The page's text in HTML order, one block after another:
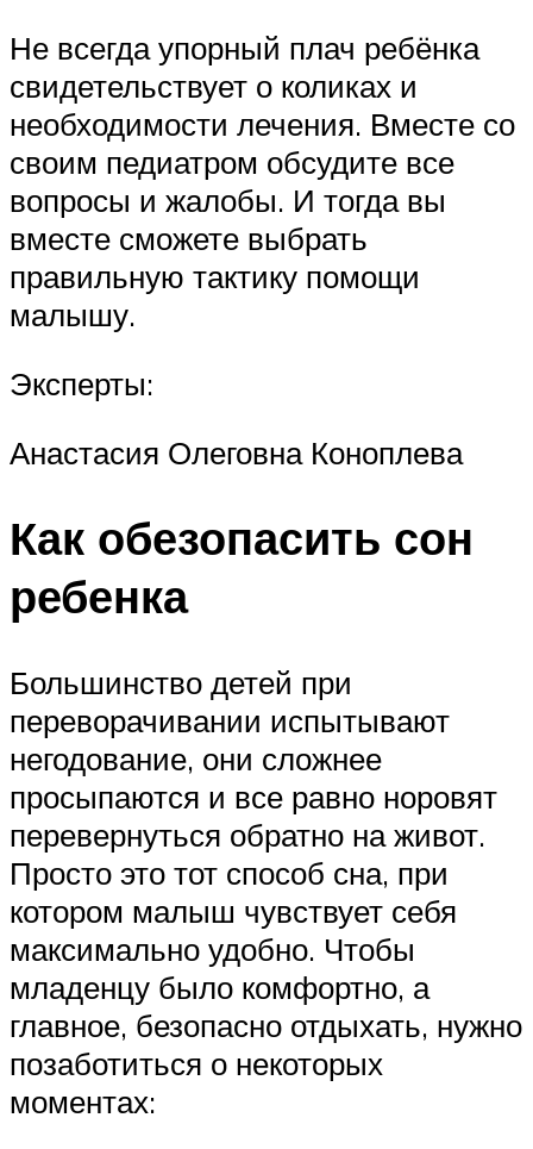
Не всегда упорный плач ребёнка
свидетельствует о коликах и
необходимости лечения. Вместе со
своим педиатром обсудите все
вопросы и жалобы. И тогда вы
вместе сможете выбрать
правильную тактику помощи
малышу.
Эксперты:
Анастасия Олеговна Коноплева
Как обезопасить сон
ребенка
Большинство детей при
переворачивании испытывают
негодование, они сложнее
просыпаются и все равно норовят
перевернуться обратно на живот.
Просто это тот способ сна, при
котором малыш чувствует себя
максимально удобно. Чтобы
младенцу было комфортно, а
главное, безопасно отдыхать, нужно
позаботиться о некоторых
моментах: